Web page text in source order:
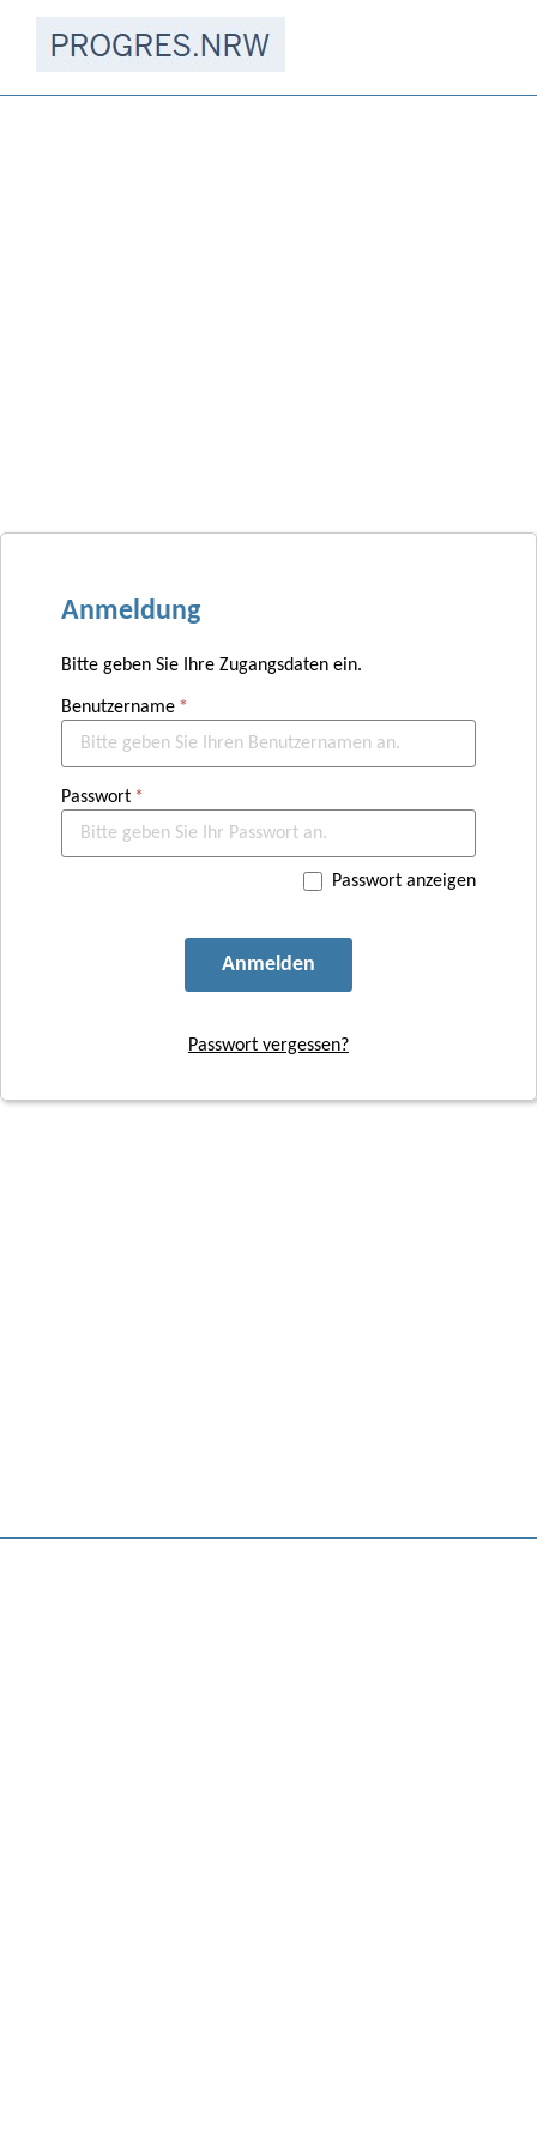
Anmeldung
Bitte geben Sie Ihre Zugangsdaten ein.
Benutzername
Passwort
Passwort anzeigen
Anmelden
Passwort vergessen?